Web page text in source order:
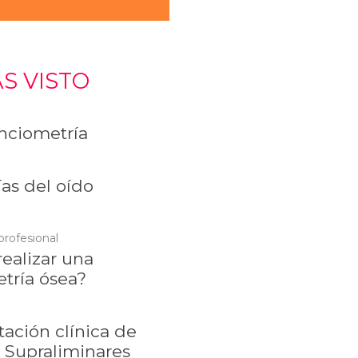
VISTO
del oído
una
ósea?
clínica de
Supraliminares